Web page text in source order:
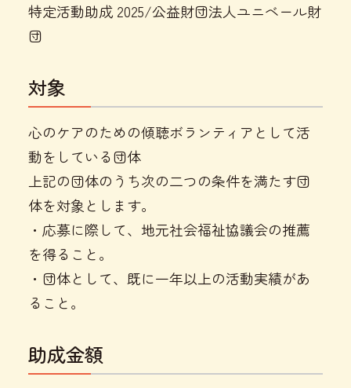
特定活動助成 2025/公益財団法人ユニベール財
団
対象
心のケアのための傾聴ボランティアとして活
動をしている団体
上記の団体のうち次の二つの条件を満たす団
体を対象とします。
・応募に際して、地元社会福祉協議会の推薦
を得ること。
・団体として、既に一年以上の活動実績があ
ること。
助成金額